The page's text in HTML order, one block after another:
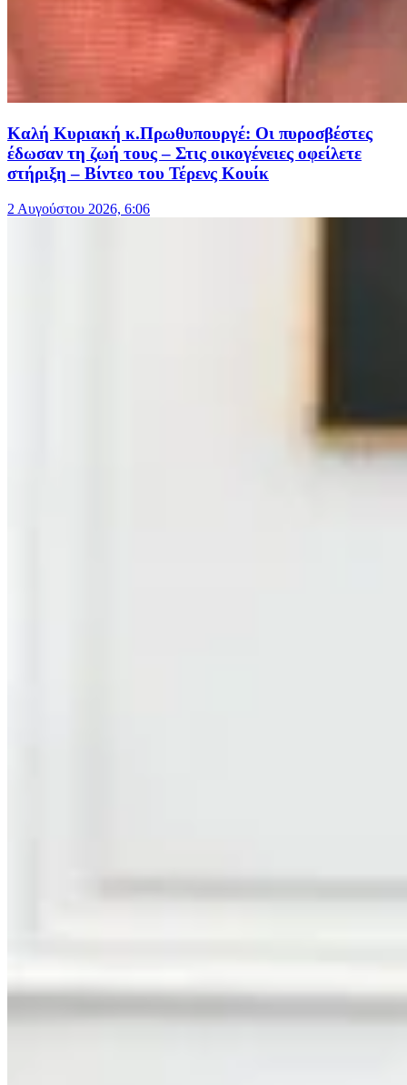
Καλή Κυριακή κ.Πρωθυπουργέ: Οι πυροσβέστες
έδωσαν τη ζωή τους – Στις οικογένειες οφείλετε
στήριξη – Βίντεο του Τέρενς Κουίκ
2 Αυγούστου 2026, 6:06